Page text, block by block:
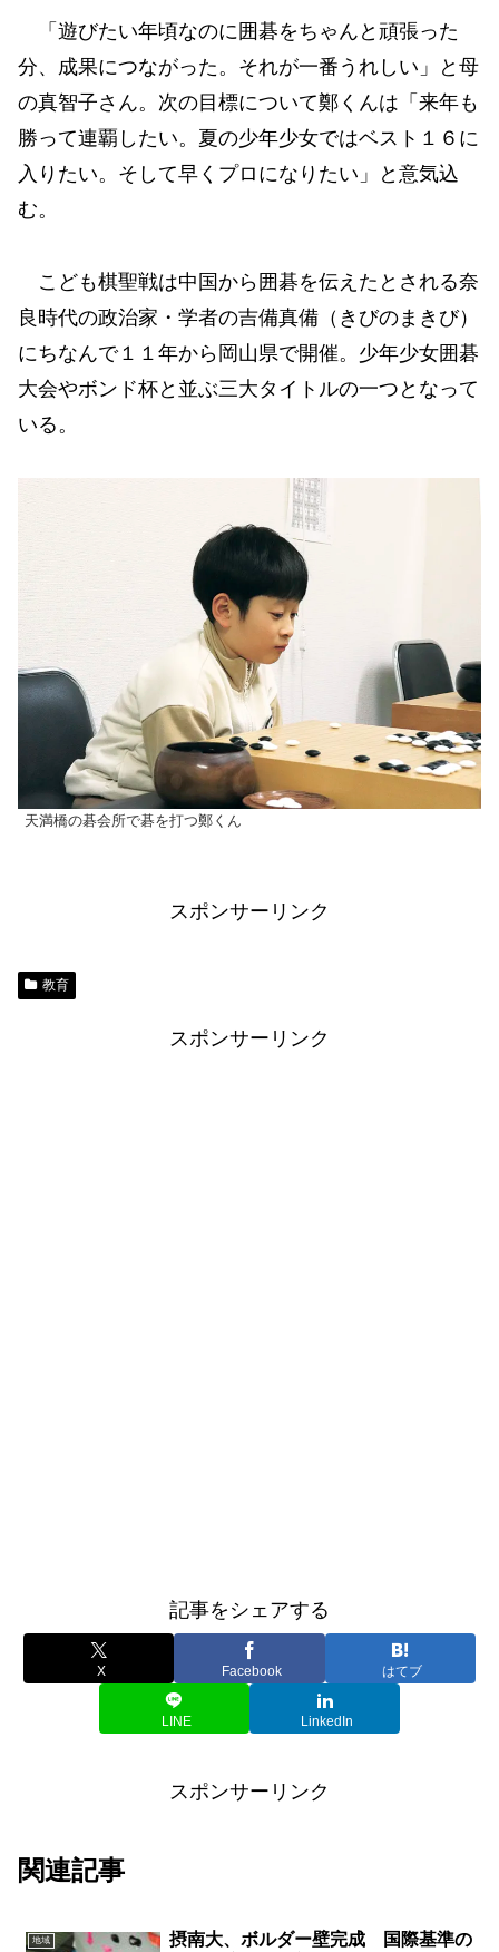
「遊びたい年頃なのに囲碁をちゃんと頑張った
分、成果につながった。それが一番うれしい」と母
の真智子さん。次の目標について鄭くんは「来年も
勝って連覇したい。夏の少年少女ではベスト１６に
入りたい。そして早くプロになりたい」と意気込
む。
こども棋聖戦は中国から囲碁を伝えたとされる奈
良時代の政治家・学者の吉備真備（きびのまきび）
にちなんで１１年から岡山県で開催。少年少女囲碁
大会やボンド杯と並ぶ三大タイトルの一つとなって
いる。
天満橋の碁会所で碁を打つ鄭くん
スポンサーリンク
教育
スポンサーリンク
記事をシェアする
X Facebook はてブ
LINE LinkedIn
スポンサーリンク
関連記事
地域
摂南大、ボルダー壁完成 国際基準の